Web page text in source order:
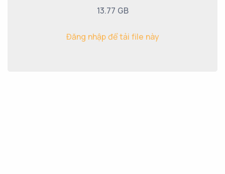
13.77 GB
Đăng nhập để tải file này